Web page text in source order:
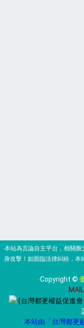
‧本站為言論自主平台，相關
身攻擊！如面臨法律糾紛，
‧Copyright ©
(台灣都更權益促進
‧本站由「台灣都更